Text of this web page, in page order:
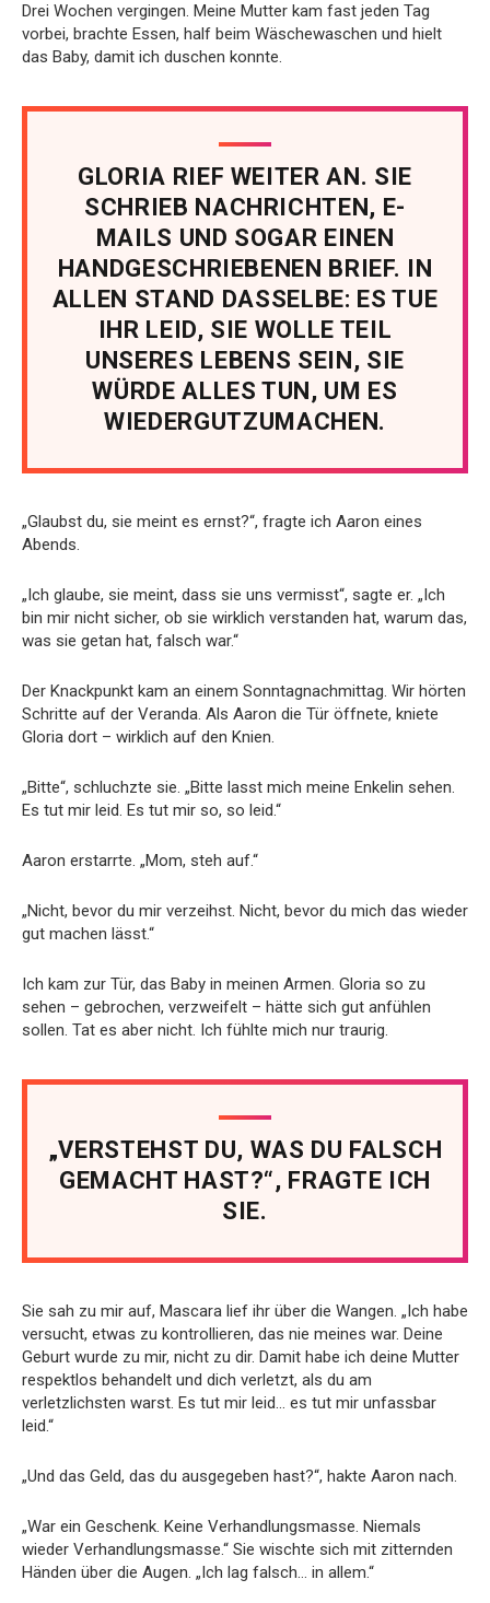
Drei Wochen vergingen. Meine Mutter kam fast jeden Tag
vorbei, brachte Essen, half beim Wäschewaschen und hielt
das Baby, damit ich duschen konnte.
GLORIA RIEF WEITER AN. SIE
SCHRIEB NACHRICHTEN, E-
MAILS UND SOGAR EINEN
HANDGESCHRIEBENEN BRIEF. IN
ALLEN STAND DASSELBE: ES TUE
IHR LEID, SIE WOLLE TEIL
UNSERES LEBENS SEIN, SIE
WÜRDE ALLES TUN, UM ES
WIEDERGUTZUMACHEN.
„Glaubst du, sie meint es ernst?“, fragte ich Aaron eines
Abends.
„Ich glaube, sie meint, dass sie uns vermisst“, sagte er. „Ich
bin mir nicht sicher, ob sie wirklich verstanden hat, warum das,
was sie getan hat, falsch war.“
Der Knackpunkt kam an einem Sonntagnachmittag. Wir hörten
Schritte auf der Veranda. Als Aaron die Tür öffnete, kniete
Gloria dort – wirklich auf den Knien.
„Bitte“, schluchzte sie. „Bitte lasst mich meine Enkelin sehen.
Es tut mir leid. Es tut mir so, so leid.“
Aaron erstarrte. „Mom, steh auf.“
„Nicht, bevor du mir verzeihst. Nicht, bevor du mich das wieder
gut machen lässt.“
Ich kam zur Tür, das Baby in meinen Armen. Gloria so zu
sehen – gebrochen, verzweifelt – hätte sich gut anfühlen
sollen. Tat es aber nicht. Ich fühlte mich nur traurig.
„VERSTEHST DU, WAS DU FALSCH
GEMACHT HAST?“, FRAGTE ICH
SIE.
Sie sah zu mir auf, Mascara lief ihr über die Wangen. „Ich habe
versucht, etwas zu kontrollieren, das nie meines war. Deine
Geburt wurde zu mir, nicht zu dir. Damit habe ich deine Mutter
respektlos behandelt und dich verletzt, als du am
verletzlichsten warst. Es tut mir leid… es tut mir unfassbar
leid.“
„Und das Geld, das du ausgegeben hast?“, hakte Aaron nach.
„War ein Geschenk. Keine Verhandlungsmasse. Niemals
wieder Verhandlungsmasse.“ Sie wischte sich mit zitternden
Händen über die Augen. „Ich lag falsch… in allem.“